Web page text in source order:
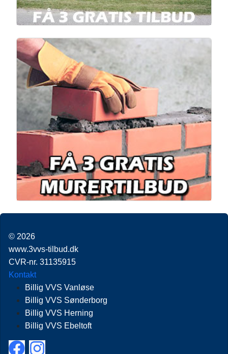
© 2026
www.3vvs-tilbud.dk
CVR-nr. 31135915
Kontakt
Billig VVS Vanløse
Billig VVS Sønderborg
Billig VVS Herning
Billig VVS Ebeltoft